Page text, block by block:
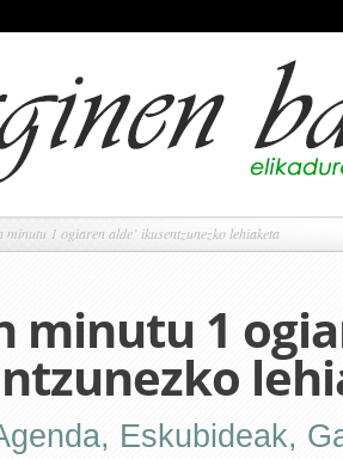
minutu 1 ogiaren alde’ ikusentzunezko lehiaketa
minutu 1
, Eskubideak,